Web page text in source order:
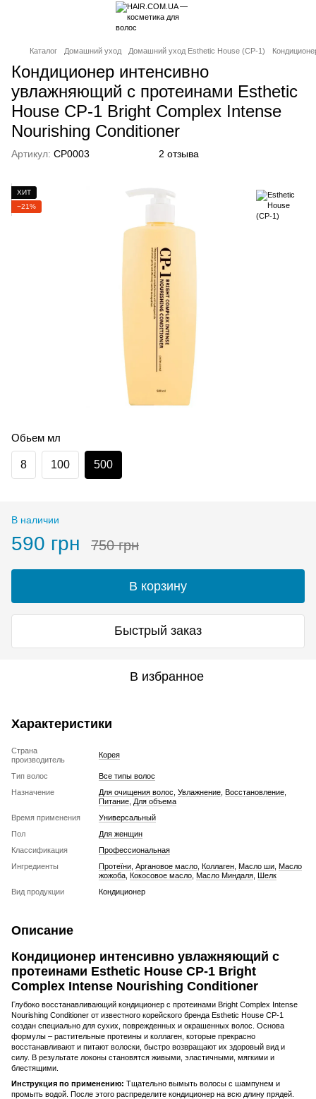
Каталог Домашний уход Домашний уход Esthetic House (CP-1)
Кондиционер интенсивно
увлажняющий с протеинами Esthetic
House CP-1 Bright Complex Intense
Nourishing Conditioner
Артикул: CP0003 2 отзыва
ХИТ
−21%
Обьем мл
8 100 500
В наличии
590 грн 750 грн
В корзину
Быстрый заказ
В избранное
Характеристики
Страна
производитель
Корея
Тип волос
Все типы волос
Назначение
Для очищения волос Увлажнение Восстановление
Питание Для объема
Время применения
Универсальный
Пол
Для женщин
Классификация
Профессиональная
Ингредиенты
Протеїни Аргановое масло Коллаген Масло ши Масло
жожоба Кокосовое масло Масло Миндаля Шелк
Вид продукции
Кондиционер
Описание
Кондиционер интенсивно увлажняющий с
протеинами Esthetic House CP-1 Bright
Complex Intense Nourishing Conditioner
Глубоко восстанавливающий кондиционер с протеинами Bright Complex Intense
Nourishing Conditioner от известного корейского бренда Esthetic House CP-1
создан специально для сухих, поврежденных и окрашенных волос. Основа
формулы – растительные протеины и коллаген, которые прекрасно
восстанавливают и питают волоски, быстро возвращают их здоровый вид и
силу. В результате локоны становятся живыми, эластичными, мягкими и
блестящими.
Инструкция по применению: Тщательно вымыть волосы с шампунем и
промыть водой. После этого распределите кондиционер на всю длину прядей.